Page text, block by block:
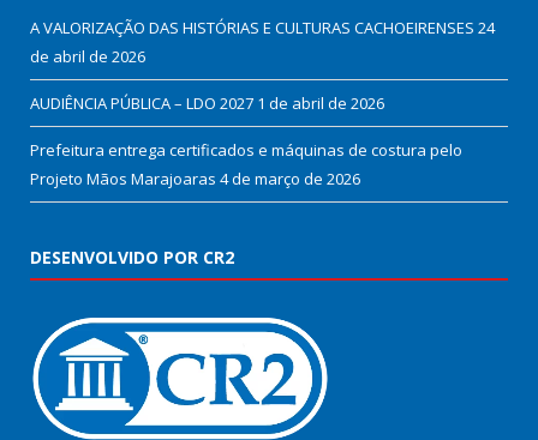
A VALORIZAÇÃO DAS HISTÓRIAS E CULTURAS CACHOEIRENSES 24
de abril de 2026
AUDIÊNCIA PÚBLICA – LDO 2027 1 de abril de 2026
Prefeitura entrega certificados e máquinas de costura pelo
Projeto Mãos Marajoaras 4 de março de 2026
DESENVOLVIDO POR CR2